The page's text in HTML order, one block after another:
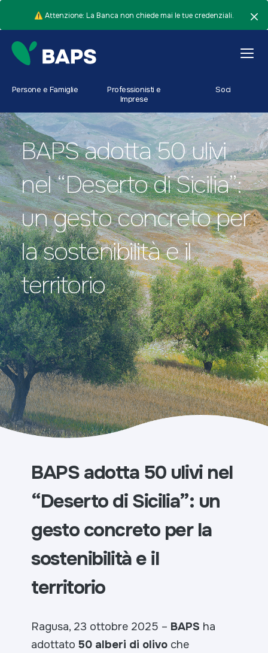
⚠️ Attenzione: La Banca non chiede mai le tue credenziali.
Persone e Famiglie
Professionisti e
Imprese
Soci
BAPS adotta 50 ulivi
nel “Deserto di Sicilia”:
un gesto concreto per
la sostenibilità e il
territorio
BAPS adotta 50 ulivi nel
“Deserto di Sicilia”: un
gesto concreto per la
sostenibilità e il
territorio
Ragusa, 23 ottobre 2025 – BAPS ha
adottato50 alberi di olivo che